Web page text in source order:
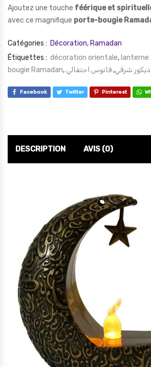
Ajoutez une touche féérique et
avec ce magnifique porte-bougie
Catégories : Décoration, Ramadan
Étiquettes : décoration orientale,
bougie Ramadan, ديكور شرقي,فانوس احتفالي
Facebook Twitter Pinterest
DESCRIPTION AVIS (0)